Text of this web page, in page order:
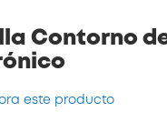
Contorno
este producto